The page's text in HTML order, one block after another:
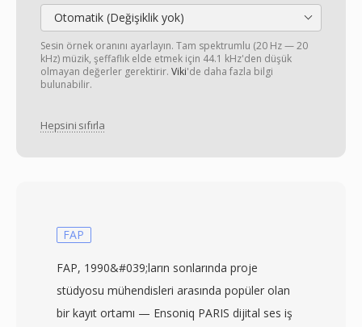
Otomatik (Değişiklik yok)
Sesin örnek oranını ayarlayın. Tam spektrumlu (20 Hz — 20
kHz) müzik, şeffaflık elde etmek için 44.1 kHz'den düşük
olmayan değerler gerektirir. Viki'de daha fazla bilgi
bulunabilir.
Hepsini sıfırla
FAP
FAP, 1990&#039;ların sonlarında proje
stüdyosu mühendisleri arasında popüler olan
bir kayıt ortamı — Ensoniq PARIS dijital ses iş